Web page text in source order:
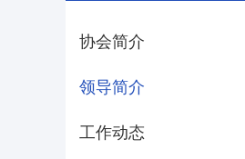
协会简介
领导简介
工作动态